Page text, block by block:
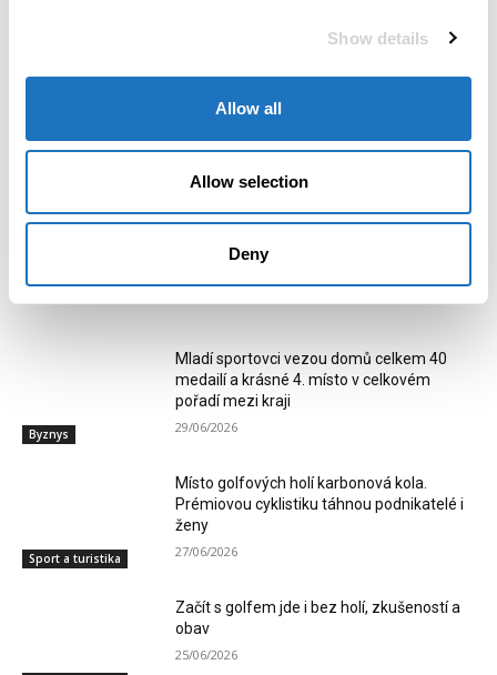
Show details
Allow all
Allow selection
Deny
RELATED ARTICLES
Byznys
Mladí sportovci vezou domů celkem 40
medailí a krásné 4. místo v celkovém
pořadí mezi kraji
29/06/2026
Sport a turistika
Místo golfových holí karbonová kola.
Prémiovou cyklistiku táhnou podnikatelé i
ženy
27/06/2026
Začít s golfem jde i bez holí, zkušeností a
obav
25/06/2026